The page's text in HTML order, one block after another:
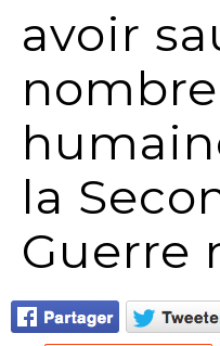
avoir
la
Guerre